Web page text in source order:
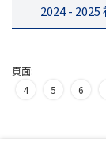
2024 -
頁面:
4 5 6